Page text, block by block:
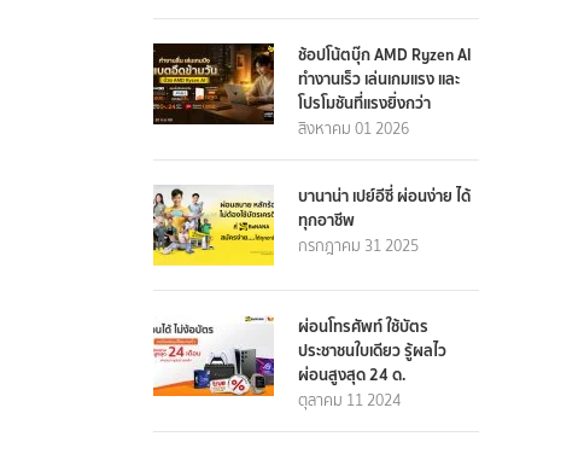
ช้อปโน้ตบุ๊ก AMD Ryzen AI
ทำงานเร็ว เล่นเกมแรง และ
โปรโมชันที่แรงยิ่งกว่า
สิงหาคม 01 2026
บานาน่า เปย์อีซี่ ผ่อนง่าย ได้
ทุกอาชีพ
กรกฎาคม 31 2025
ผ่อนโทรศัพท์ ใช้บัตร
ประชาชนใบเดียว รู้ผลไว
ผ่อนสูงสุด 24 ด.
ตุลาคม 11 2024